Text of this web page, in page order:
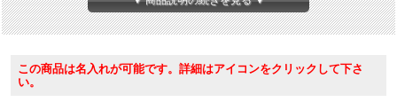
この商品は名入れが可能です。詳細はアイコンをクリックして下さ
い。